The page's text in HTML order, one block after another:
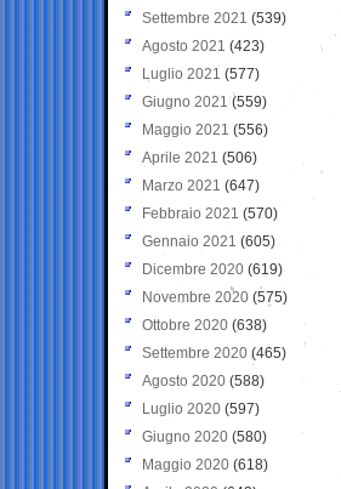
Settembre 2021 (539)
Agosto 2021 (423)
Luglio 2021 (577)
Giugno 2021(559)
Maggio 2021 (556)
Aprile 2021 (506)
Marzo 2021 (647)
Febbraio 2021 (570)
Gennaio 2021 (605)
Dicembre 2020 (619)
Novembre 2020 (575)
Ottobre 2020 (638)
Settembre 2020(465)
Agosto 2020 (588)
Luglio 2020 (597)
Giugno 2020 (580)
Maggio 2020 (618)